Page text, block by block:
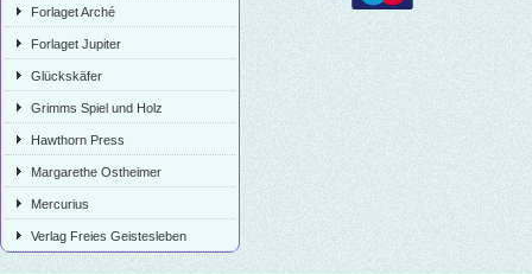
Forlaget Arché
Forlaget Jupiter
Glückskäfer
Grimms Spiel und Holz
Hawthorn Press
Margarethe Ostheimer
Mercurius
Verlag Freies Geistesleben